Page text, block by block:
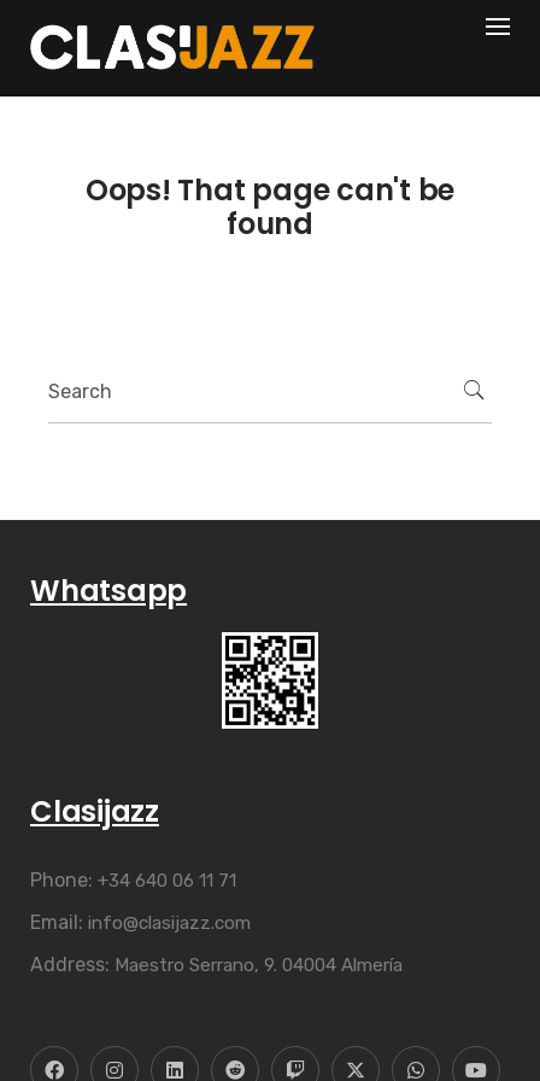
content
404
Oops! That page can't be
found
Whatsapp
Clasijazz
Phone: +34 640 06 11 71
Email: info@clasijazz.com
Address: Maestro Serrano, 9. 04004 Almería